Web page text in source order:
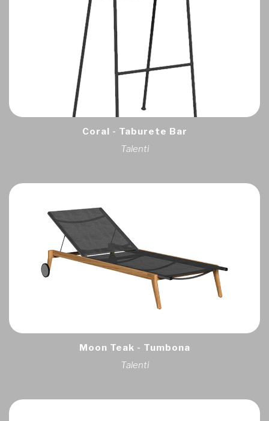
Coral - Taburete Bar
Talenti
Moon Teak - Tumbona
Talenti